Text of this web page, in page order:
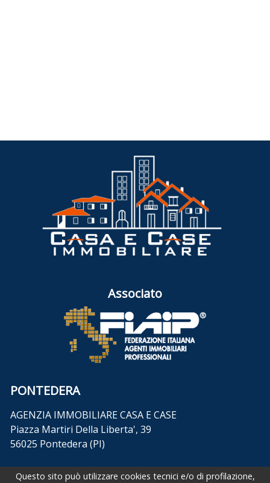
Questo sito può utilizzare cookies tecnici e/o di profilazione,
Associato
PONTEDERA
AGENZIA IMMOBILIARE CASA E CASE
Piazza Martiri Della Liberta', 39
56025 Pontedera (PI)
Tel+39 0587.54841